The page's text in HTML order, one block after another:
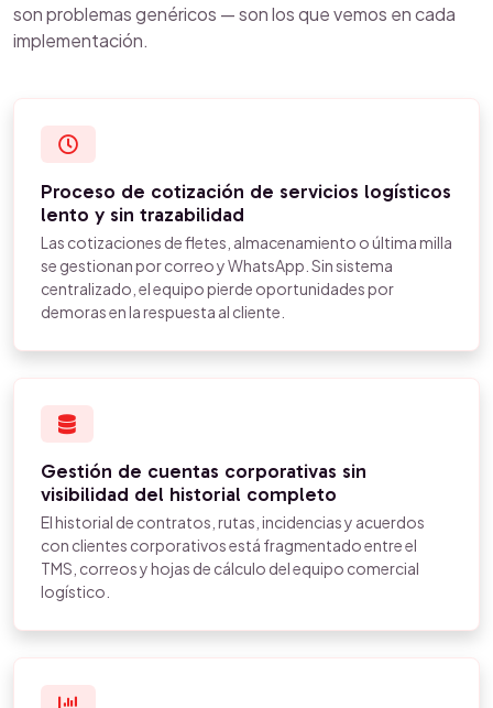
son problemas genéricos — son los que vemos en cada
implementación.
Proceso de cotización de servicios logísticos
lento y sin trazabilidad
Las cotizaciones de fletes, almacenamiento o última milla
se gestionan por correo y WhatsApp. Sin sistema
centralizado, el equipo pierde oportunidades por
demoras en la respuesta al cliente.
Gestión de cuentas corporativas sin
visibilidad del historial completo
El historial de contratos, rutas, incidencias y acuerdos
con clientes corporativos está fragmentado entre el
TMS, correos y hojas de cálculo del equipo comercial
logístico.